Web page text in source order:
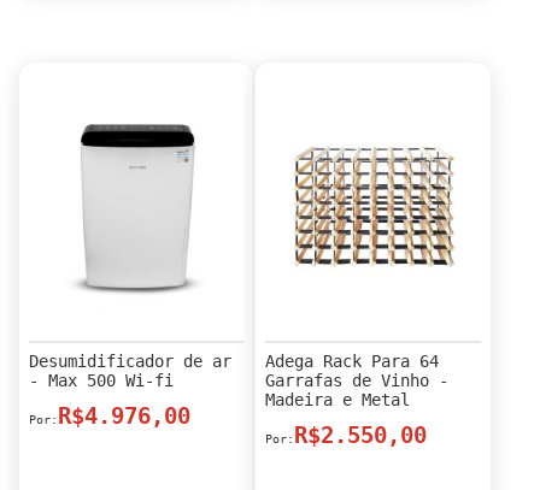
Desumidificador de ar
- Max 500 Wi-fi
R$4.976,00
Adega Rack Para 64
Garrafas de Vinho -
Madeira e Metal
R$2.550,00